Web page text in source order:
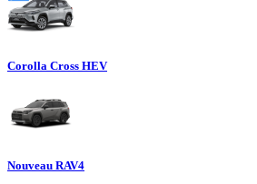
Corolla Cross HEV
Nouveau RAV4